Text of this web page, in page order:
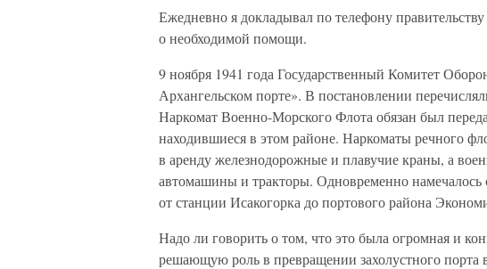
Ежедневно я докладывал по телефону
о необходимой помощи.
9 ноября 1941 года Государственный Комитет
Архангельском порте». В постановлении
Наркомат Военно-Морского Флота обязан был
находившиеся в этом районе. Наркоматы речного
в аренду железнодорожные и плавучие краны, а
автомашины и тракторы. Одновременно намечалось
от станции Исакогорка до портового района
Надо ли говорить о том, что это была огромная и
решающую роль в превращении захолустного